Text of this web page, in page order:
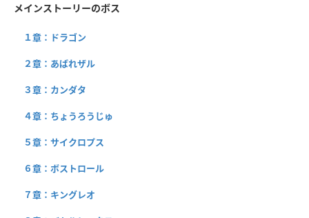
メインストーリーのボス
１章：ドラゴン
２章：あばれザル
３章：カンダタ
４章：ちょうろうじゅ
５章：サイクロプス
６章：ボストロール
７章：キングレオ